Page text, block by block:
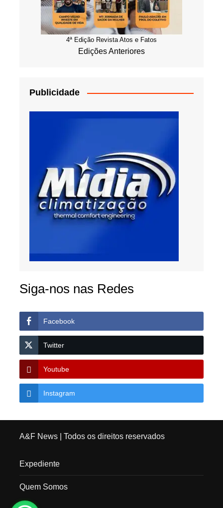
4ª Edição Revista Atos e Fatos
Edições Anteriores
Publicidade
Siga-nos nas Redes
Facebook
Twitter
Youtube
Instagram
A&F News| Todos os direitos reservados
Expediente
Quem Somos